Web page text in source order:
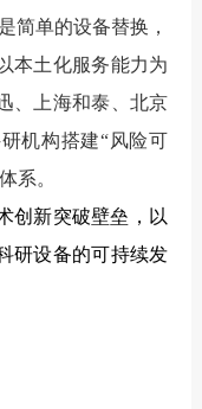
简单的设备替换，
本土化服务能力为
、上海和泰、北京
机构搭建“风险可
系。
创新突破壁垒，以
研设备的可持续发